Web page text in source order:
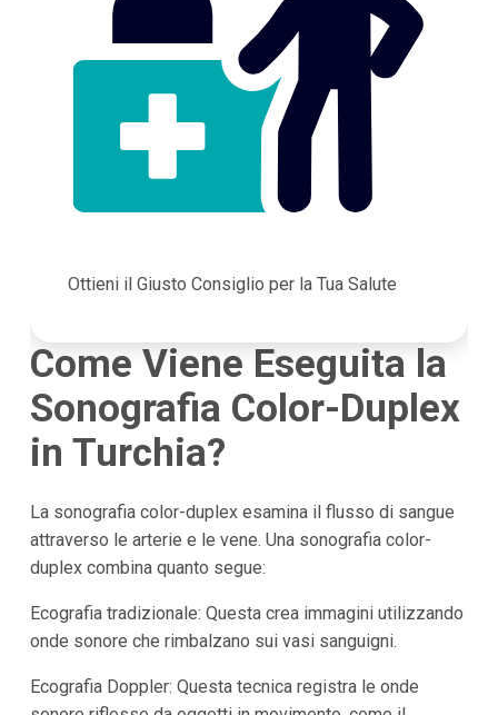
Ottieni il Giusto Consiglio per la Tua Salute
Come Viene Eseguita la
Sonografia Color-Duplex
in Turchia?
La sonografia color-duplex esamina il flusso di sangue
attraverso le arterie e le vene. Una sonografia color-
duplex combina quanto segue:
Ecografia tradizionale: Questa crea immagini utilizzando
onde sonore che rimbalzano sui vasi sanguigni.
Ecografia Doppler: Questa tecnica registra le onde